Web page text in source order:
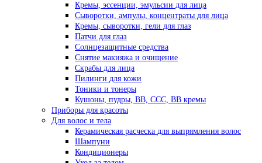
Кремы, эссенции, эмульсии для лица
Сыворотки, ампулы, концентраты для лица
Кремы, сыворотки, гели для глаз
Патчи для глаз
Солнцезащитные средства
Снятие макияжа и очищение
Скрабы для лица
Пилинги для кожи
Тоники и тонеры
Кушоны, пудры, ВВ, ССС, ВВ кремы
Приборы для красоты
Для волос и тела
Керамическая расческа для выпрямления волос
Шампуни
Кондиционеры